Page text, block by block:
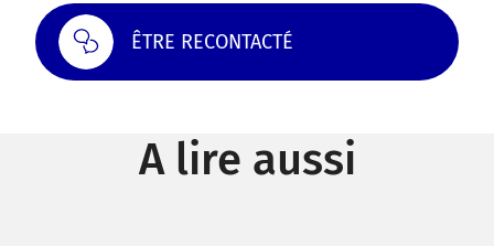
ÊTRE RECONTACTÉ
A lire aussi